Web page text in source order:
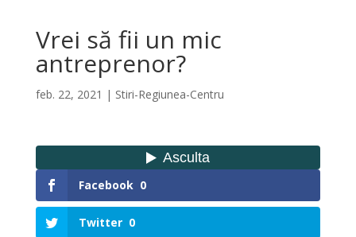
Vrei să fii un mic
antreprenor?
feb. 22, 2021 | Stiri-Regiunea-Centru
Facebook 0
Twitter 0